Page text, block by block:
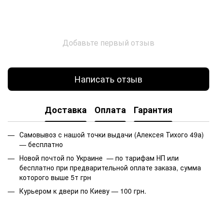
Добавьте первый отзыв
Написать отзыв
Доставка Оплата Гарантия
Самовывоз с нашой точки выдачи (Алексея Тихого 49а)
— бесплатно
Новой почтой по Украине — по тарифам НП или
бесплатно при предварительной оплате заказа, сумма
которого выше 5т грн
Курьером к двери по Киеву — 100 грн.